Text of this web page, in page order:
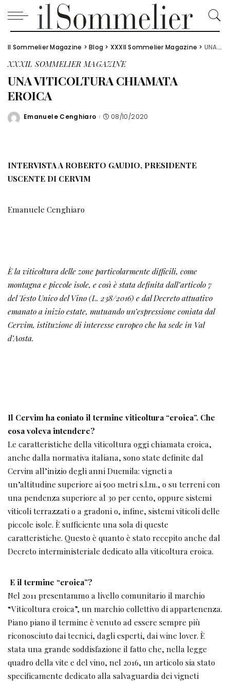
Il Sommelier Magazine >Blog > XXXIl Sommelier Magazine > UNA VITICOLTURA CHIAMATA EROICA
XXXIL SOMMELIER MAGAZINE
UNA VITICOLTURA CHIAMATA
EROICA
Posted
Emanuele Cenghiaro 08/10/2020
INTERVISTA A ROBERTO GAUDIO, PRESIDENTE
USCENTE DI CERVIM
Emanuele Cenghiaro
È la viticoltura delle zone particolarmente difficili, come
montagna e piccole isole, e così è stata definita dall’articolo 7
del Testo Unico del Vino (L. 238/2016) e dal Decreto attuativo
emanato a inizio estate, mutuando un’espressione coniata dal
Cervim, istituzione di interesse europeo che ha sede in Val
d’Aosta.
Il Cervim ha coniato il termine viticoltura “eroica”. Che
cosa voleva intendere?
Le caratteristiche della viticoltura oggi chiamata eroica,
anche dalla normativa italiana, sono state definite dal
Cervim all’inizio degli anni Duemila: vigneti a
un’altitudine superiore ai 500 metri s.l.m., o su terreni con
una pendenza superiore al 30 per cento, oppure sistemi
viticoli terrazzati o a gradoni o, infine, sistemi viticoli delle
piccole isole. È sufficiente una sola di queste
caratteristiche. Questo è quanto è stato recepito anche dal
Decreto interministeriale dedicato alla viticoltura eroica.
E il termine “eroica”?
Nel 2011 presentammo a livello comunitario il marchio
“Viticoltura eroica”, un marchio collettivo di appartenenza.
Piano piano il termine è venuto ad essere sempre più
riconosciuto dai tecnici, dagli esperti, dai wine lover. È
stata una grande soddisfazione il fatto che, nella legge
quadro della vite e del vino, nel 2016, un articolo sia stato
specificamente dedicato alla salvaguardia dei vigneti